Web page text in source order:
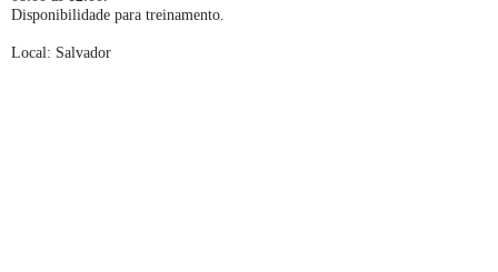
Disponibilidade para treinamento.
Local: Salvador